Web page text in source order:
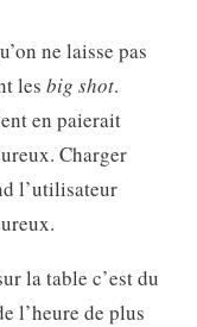
ne laisse pas
les big shot.
en paierait
Charger
l’utilisateur
la table c’est du
l’heure de plus